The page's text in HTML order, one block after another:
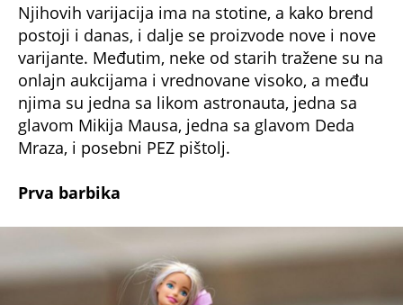
Njihovih varijacija ima na stotine, a kako brend
postoji i danas, i dalje se proizvode nove i nove
varijante. Međutim, neke od starih tražene su na
onlajn aukcijama i vrednovane visoko, a među
njima su jedna sa likom astronauta, jedna sa
glavom Mikija Mausa, jedna sa glavom Deda
Mraza, i posebni PEZ pištolj.
Prva barbika